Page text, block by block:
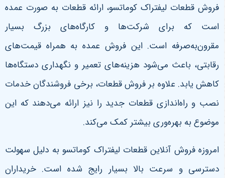
فروش قطعات لیفتراک کوماتسو، ارائه قطعات به صورت عمده
است که برای شرکت‌ها و کارگاه‌های بزرگ بسیار
مقرون‌به‌صرفه است. این فروش عمده به همراه قیمت‌های
رقابتی، باعث می‌شود هزینه‌های تعمیر و نگهداری دستگاه‌ها
کاهش یابد. علاوه بر فروش قطعات، برخی فروشندگان خدمات
نصب و راه‌اندازی قطعات جدید را نیز ارائه می‌دهند که این
موضوع به بهره‌وری بیشتر کمک می‌کند.
امروزه فروش آنلاین قطعات لیفتراک کوماتسو به دلیل سهولت
دسترسی و سرعت بالا بسیار رایج شده است. خریداران